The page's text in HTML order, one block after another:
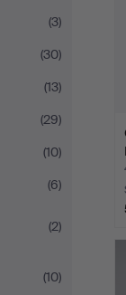
(3)
(30)
(13)
(29)
(10)
(6)
(2)
(10)